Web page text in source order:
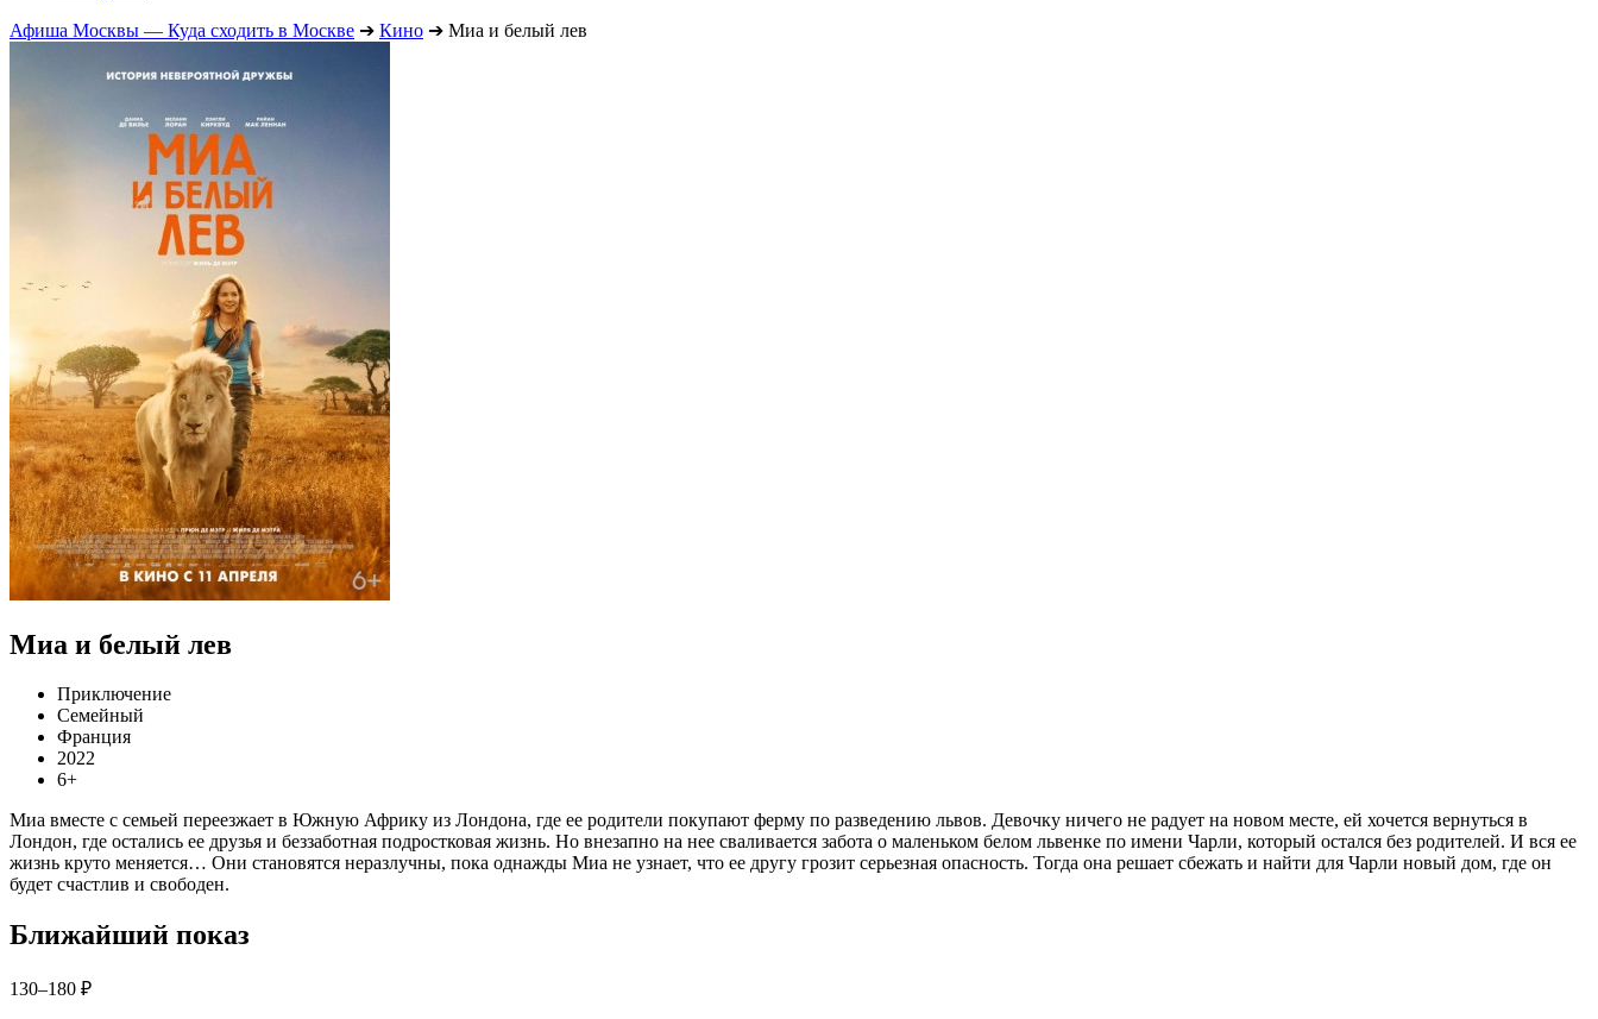
Афиша Москвы — Куда сходить в Москве ➔ Кино ➔ Миа и белый лев
Миа и белый лев
Приключение
Семейный
Франция
2022
6+
Миа вместе с семьей переезжает в Южную Африку из Лондона, где ее родители покупают ферму по разведению львов. Девочку ничего не радует на новом месте, ей хочется вернуться в
Лондон, где остались ее друзья и беззаботная подростковая жизнь. Но внезапно на нее сваливается забота о маленьком белом львенке по имени Чарли, который остался без родителей. И вся ее
жизнь круто меняется… Они становятся неразлучны, пока однажды Миа не узнает, что ее другу грозит серьезная опасность. Тогда она решает сбежать и найти для Чарли новый дом, где он
будет счастлив и свободен.
Ближайший показ
130–180 ₽